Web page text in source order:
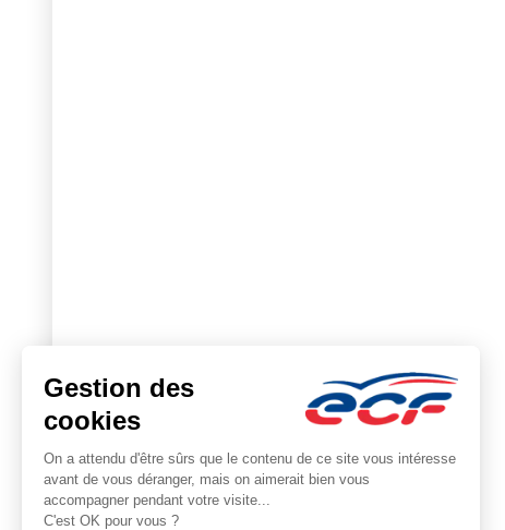
Presse